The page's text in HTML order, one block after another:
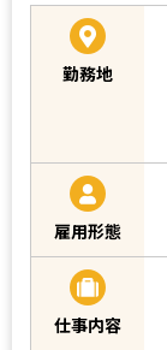
勤務地
雇用形態
仕事内容